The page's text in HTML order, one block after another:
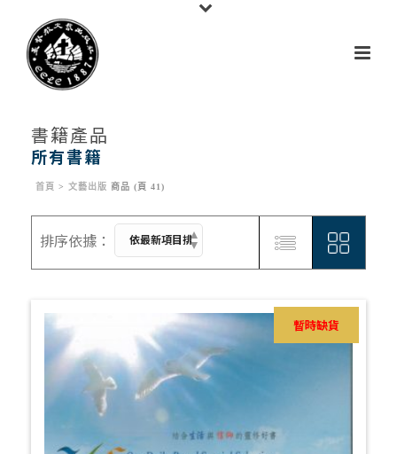
書籍產品
首頁 > 文藝出版 商品 (頁 41)
所有書籍
暫時缺貨